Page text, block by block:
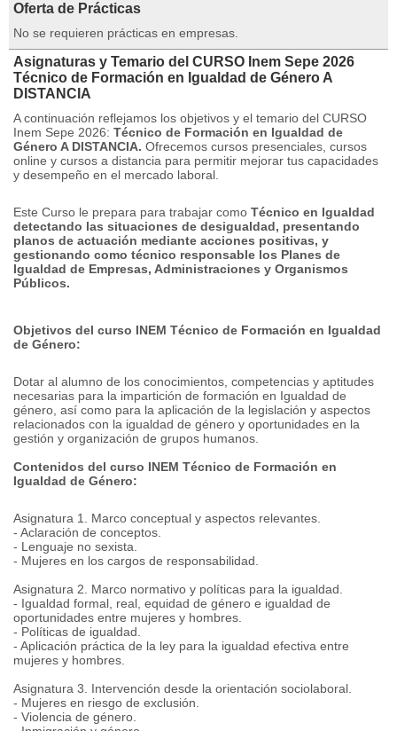
Oferta de Prácticas
No se requieren prácticas en empresas.
Asignaturas y Temario del CURSO Inem Sepe 2026
Técnico de Formación en Igualdad de Género A
DISTANCIA
A continuación reflejamos los objetivos y el temario del CURSO
Inem Sepe 2026: Técnico de Formación en Igualdad de
Género A DISTANCIA. Ofrecemos cursos presenciales, cursos
online y cursos a distancia para permitir mejorar tus capacidades
y desempeño en el mercado laboral.
Este Curso le prepara para trabajar como Técnico en Igualdad
detectando las situaciones de desigualdad, presentando
planos de actuación mediante acciones positivas, y
gestionando como técnico responsable los Planes de
Igualdad de Empresas, Administraciones y Organismos
Públicos.
Objetivos del curso INEM Técnico de Formación en Igualdad
de Género:
Dotar al alumno de los conocimientos, competencias y aptitudes
necesarias para la impartición de formación en Igualdad de
género, así como para la aplicación de la legislación y aspectos
relacionados con la igualdad de género y oportunidades en la
gestión y organización de grupos humanos.
Contenidos del curso INEM Técnico de Formación en
Igualdad de Género:
Asignatura 1. Marco conceptual y aspectos relevantes.
- Aclaración de conceptos.
- Lenguaje no sexista.
- Mujeres en los cargos de responsabilidad.
Asignatura 2. Marco normativo y políticas para la igualdad.
- Igualdad formal, real, equidad de género e igualdad de
oportunidades entre mujeres y hombres.
- Políticas de igualdad.
- Aplicación práctica de la ley para la igualdad efectiva entre
mujeres y hombres.
Asignatura 3. Intervención desde la orientación sociolaboral.
- Mujeres en riesgo de exclusión.
- Violencia de género.